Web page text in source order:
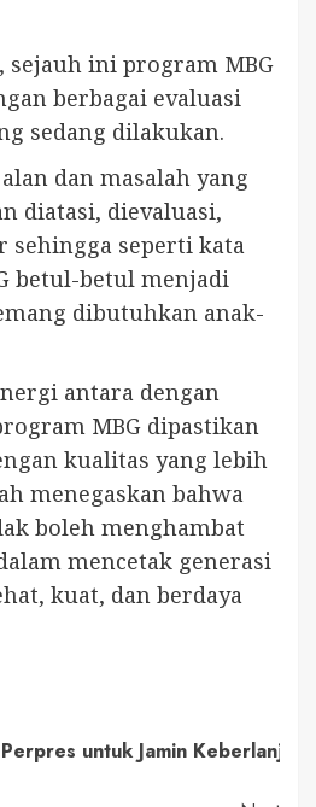
sejauh ini program MBG
berbagai evaluasi
sedang dilakukan.
dan masalah yang
diatasi, dievaluasi,
sehingga seperti kata
betul-betul menjadi
dibutuhkan anak-
antara dengan
MBG dipastikan
kualitas yang lebih
menegaskan bahwa
boleh menghambat
mencetak generasi
kuat, dan berdaya
untuk Jamin